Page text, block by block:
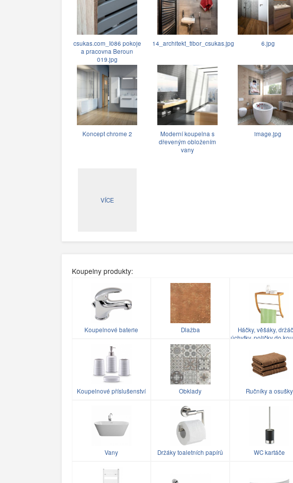
csukas.com_I086 pokoje
a pracovna Beroun
019.jpg
14_architekt_tibor_csukas.jpg 6.jpg
Koncept chrome 2
Moderní koupelna s
dřeveným obložením
vany
image.jpg
VÍCE
Koupelny produkty:
Koupelnové baterie Dlažba
Háčky, věšáky,
úchytky, poličky do
Koupelnové příslušenství Obklady Ručníky a osušky
Vany Držáky toaletních papírů WC kartáče